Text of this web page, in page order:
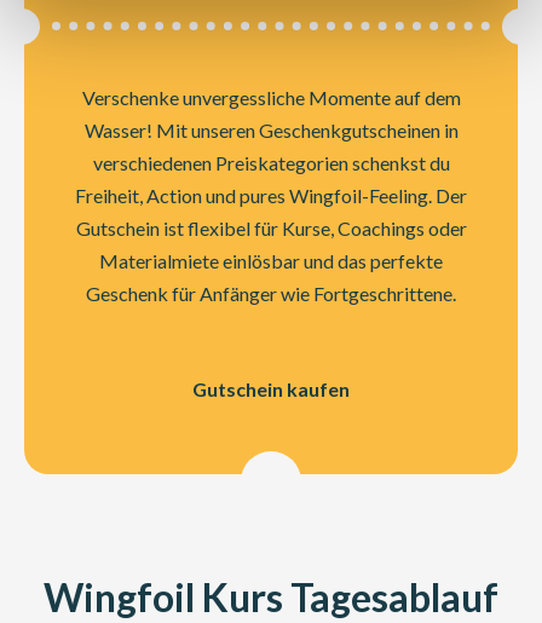
Verschenke unvergessliche Momente auf dem
Wasser! Mit unseren Geschenkgutscheinen in
verschiedenen Preiskategorien schenkst du
Freiheit, Action und pures Wingfoil-Feeling. Der
Gutschein ist flexibel für Kurse, Coachings oder
Materialmiete einlösbar und das perfekte
Geschenk für Anfänger wie Fortgeschrittene.
Gutschein kaufen
Wingfoil Kurs Tagesablauf